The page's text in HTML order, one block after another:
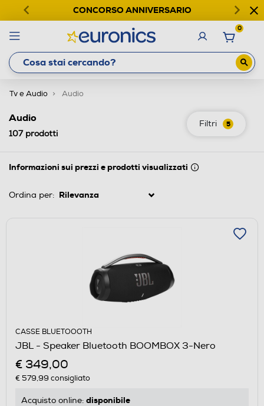
CONCORSO ANNIVERSARIO
0
Tv e Audio Audio
Filtri 5
Audio
107prodotti
Informazioni sui prezzi e prodotti visualizzati
Ordina per:
CASSE BLUETOOOTH
JBL - Speaker Bluetooth BOOMBOX 3-Nero
€ 349,00
€ 579,99 consigliato
Acquisto online: disponibile